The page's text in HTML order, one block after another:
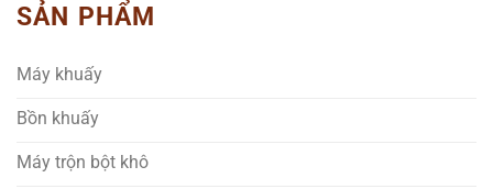
SẢN PHẨM
Máy khuấy
Bồn khuấy
Máy trộn bột khô